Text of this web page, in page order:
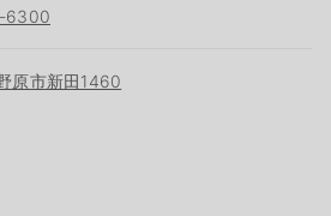
6300
原市新田1460